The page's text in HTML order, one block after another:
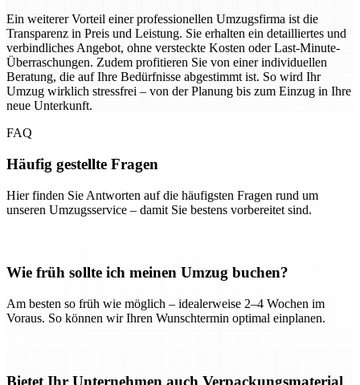
Ein weiterer Vorteil einer professionellen Umzugsfirma ist die
Transparenz in Preis und Leistung. Sie erhalten ein detailliertes und
verbindliches Angebot, ohne versteckte Kosten oder Last-Minute-
Überraschungen. Zudem profitieren Sie von einer individuellen
Beratung, die auf Ihre Bedürfnisse abgestimmt ist. So wird Ihr
Umzug wirklich stressfrei – von der Planung bis zum Einzug in Ihre
neue Unterkunft.
FAQ
Häufig gestellte Fragen
Hier finden Sie Antworten auf die häufigsten Fragen rund um
unseren Umzugsservice – damit Sie bestens vorbereitet sind.
Wie früh sollte ich meinen Umzug buchen?
Am besten so früh wie möglich – idealerweise 2–4 Wochen im
Voraus. So können wir Ihren Wunschtermin optimal einplanen.
Bietet Ihr Unternehmen auch Verpackungsmaterial